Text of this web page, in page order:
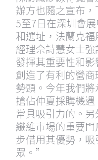
辦方也隨之宣布
5至7日在深圳會
和選址，法蘭克
經理佘詩慧女士
發揮其重要性和
創造了有利的營
勢頭。今年我們
搶佔仲夏採購機
常具吸引力的。
纖維市場的重要
步借用其優勢，
眾。”